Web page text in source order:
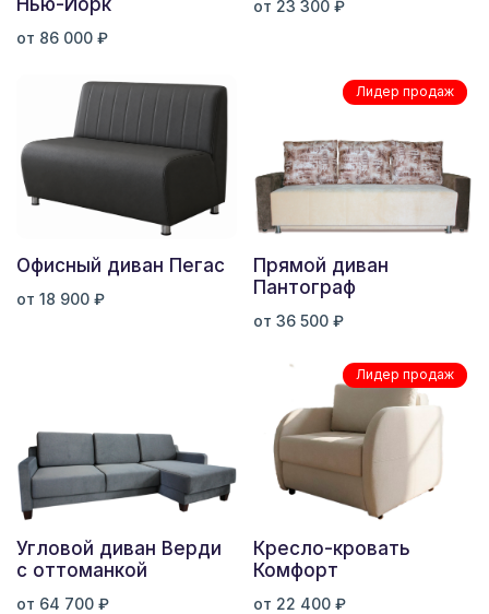
от 86 000 ₽
от 23 300 ₽
Офисный диван Пегас
от 18 900 ₽
Лидер продаж
Прямой диван
Пантограф
от 36 500 ₽
Угловой диван Верди
с оттоманкой
от 64 700 ₽
Лидер продаж
Кресло-кровать
Комфорт
от 22 400 ₽